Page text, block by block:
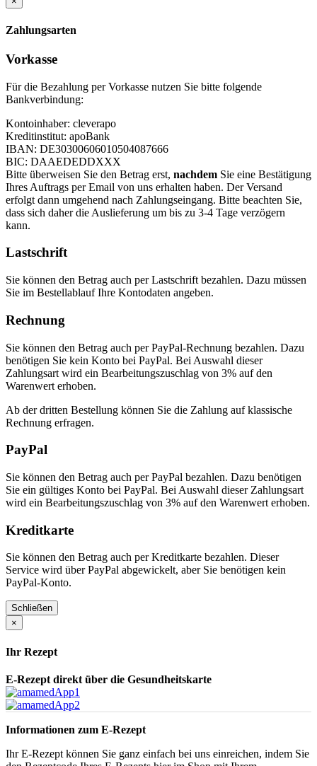
Zahlungsarten
Vorkasse
Für die Bezahlung per Vorkasse nutzen Sie bitte folgende
Bankverbindung:
Kontoinhaber: cleverapo
Kreditinstitut: apoBank
IBAN: DE30300606010504087666
BIC: DAAEDEDDXXX
Bitte überweisen Sie den Betrag erst, nachdem Sie eine Bestätigung
Ihres Auftrags per Email von uns erhalten haben. Der Versand
erfolgt dann umgehend nach Zahlungseingang. Bitte beachten Sie,
dass sich daher die Auslieferung um bis zu 3-4 Tage verzögern
kann.
Lastschrift
Sie können den Betrag auch per Lastschrift bezahlen. Dazu müssen
Sie im Bestellablauf Ihre Kontodaten angeben.
Rechnung
Sie können den Betrag auch per PayPal-Rechnung bezahlen. Dazu
benötigen Sie kein Konto bei PayPal. Bei Auswahl dieser
Zahlungsart wird ein Bearbeitungszuschlag von 3% auf den
Warenwert erhoben.
Ab der dritten Bestellung können Sie die Zahlung auf klassische
Rechnung erfragen.
PayPal
Sie können den Betrag auch per PayPal bezahlen. Dazu benötigen
Sie ein gültiges Konto bei PayPal. Bei Auswahl dieser Zahlungsart
wird ein Bearbeitungszuschlag von 3% auf den Warenwert erhoben.
Kreditkarte
Sie können den Betrag auch per Kreditkarte bezahlen. Dieser
Service wird über PayPal abgewickelt, aber Sie benötigen kein
PayPal-Konto.
Schließen
×
Ihr Rezept
E-Rezept direkt über die Gesundheitskarte
Informationen zum E-Rezept
Ihr E-Rezept können Sie ganz einfach bei uns einreichen, indem Sie